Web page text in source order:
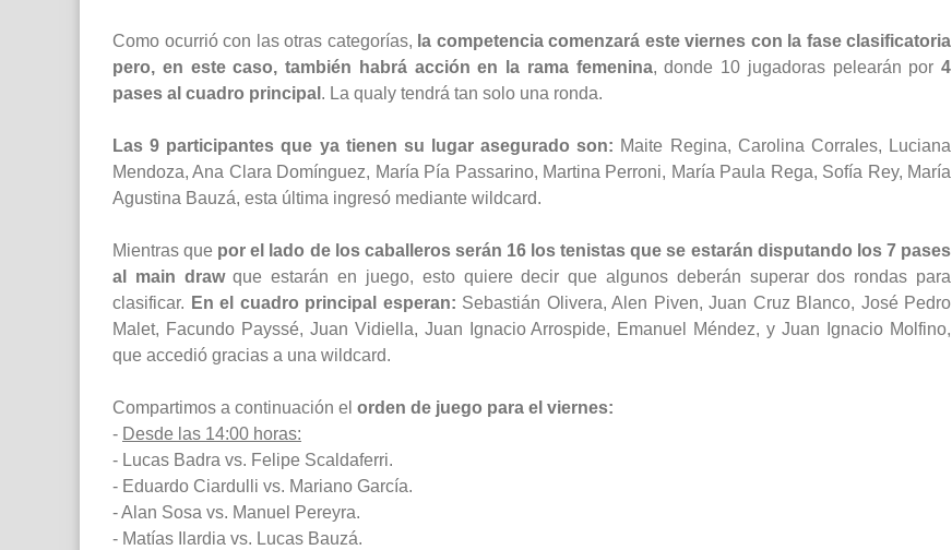
Como ocurrió con las otras categorías, la competencia comenzará este viernes con la fase clasificatoria
pero, en este caso, también habrá acción en la rama femenina, donde 10 jugadoras pelearán por 4
pases al cuadro principal . La qualy tendrá tan solo una ronda.
Las 9 participantes que ya tienen su lugar asegurado son: Maite Regina, Carolina Corrales, Luciana
Mendoza, Ana Clara Domínguez, María Pía Passarino, Martina Perroni, María Paula Rega, Sofía Rey, María
Agustina Bauzá, esta última ingresó mediante wildcard.
Mientras que por el lado de los caballeros serán 16 los tenistas que se estarán disputando los 7 pases
al main drawque estarán en juego, esto quiere decir que algunos deberán superar dos rondas para
clasificar. En el cuadro principal esperan: Sebastián Olivera, Alen Piven, Juan Cruz Blanco, José Pedro
Malet, Facundo Payssé, Juan Vidiella, Juan Ignacio Arrospide, Emanuel Méndez, y Juan Ignacio Molfino,
que accedió gracias a una wildcard.
Compartimos a continuación el orden de juego para el viernes:
- Desde las 14:00 horas:
- Lucas Badra vs. Felipe Scaldaferri.
- Eduardo Ciardulli vs. Mariano García.
- Alan Sosa vs. Manuel Pereyra.
- Matías Ilardia vs. Lucas Bauzá.